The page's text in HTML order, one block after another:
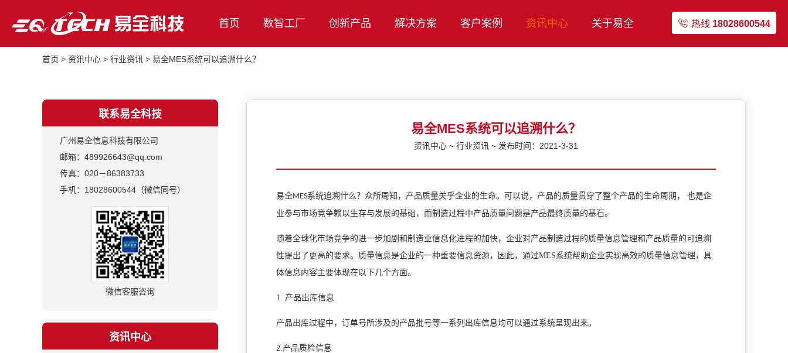
热线 18028600544
首页 数智工厂 创新产品 解决方案 客户案例 资讯中心 关于易全
首页 > 资讯中心 > 行业资讯 > 易全MES系统可以追溯什么？
联系易全科技
广州易全信息科技有限公司
邮箱：489926643@qq.com
传真：020－86383733
手机：18028600544（微信同号）
微信客服咨询
资讯中心
易全MES系统可以追溯什么？
资讯中心 ~ 行业资讯 ~ 发布时间：2021-3-31
易全MES系统追溯什么？众所周知，产品质量关乎企业的生命。可以说，产品的质量贯穿了整个产品的生命周期， 也是企
业参与市场竞争赖以生存与发展的基础，而制造过程中产品质量问题是产品最终质量的基石。
随着全球化市场竞争的进一步加剧和制造业信息化进程的加快，企业对产品制造过程的质量信息管理和产品质量的可追溯
性提出了更高的要求。质量信息是企业的一种重要信息资源，因此，通过MES系统帮助企业实现高效的质量信息管理，具
体信息内容主要体现在以下几个方面。
1. 产品出库信息
产品出库过程中，订单号所涉及的产品批号等一系列出库信息均可以通过系统呈现出来。
2.产品质检信息